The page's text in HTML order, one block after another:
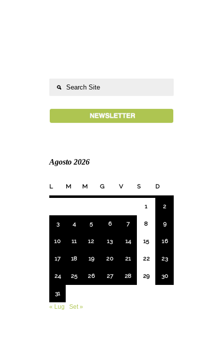
Agosto 2026
L M M G V S D
1 2
3 4 5 6 7 8 9
10 11 12 13 14 15 16
17 18 19 20 21 22 23
24 25 26 27 28 29 30
31
« Lug
Set »